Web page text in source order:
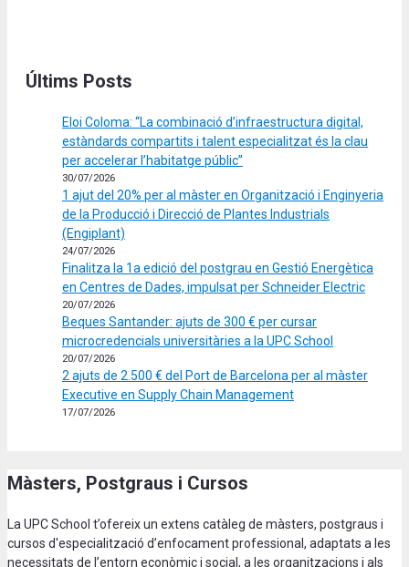
Últims Posts
Eloi Coloma: “La combinació d’infraestructura digital,
estàndards compartits i talent especialitzat és la clau
per accelerar l’habitatge públic”
30/07/2026
1 ajut del 20% per al màster en Organització i Enginyeria
de la Producció i Direcció de Plantes Industrials
(Engiplant)
24/07/2026
Finalitza la 1a edició del postgrau en Gestió Energètica
en Centres de Dades, impulsat per Schneider Electric
20/07/2026
Beques Santander: ajuts de 300 € per cursar
microcredencials universitàries a la UPC School
20/07/2026
2 ajuts de 2.500 € del Port de Barcelona per al màster
Executive en Supply Chain Management
17/07/2026
Màsters, Postgraus i Cursos
La UPC School t’ofereix un extens catàleg de màsters, postgraus i
cursos d'especialització d’enfocament professional, adaptats a les
necessitats de l’entorn econòmic i social, a les organitzacions i als